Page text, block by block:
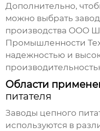
Дополнительно,
можно выбрать
производства ООО
Промышленности
надежностью и
Области
питателя
Заводы цепного
используются в